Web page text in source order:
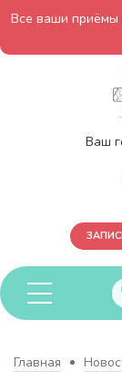
Все ваши
Ваш
Главная